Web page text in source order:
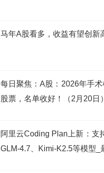
马年A股看多，收益有望创新
每日聚焦：A股：2026年手
股票，名单收好！（2月20日）
阿里云Coding Plan上新：支
GLM-4.7、Kimi-K2.5等模型_